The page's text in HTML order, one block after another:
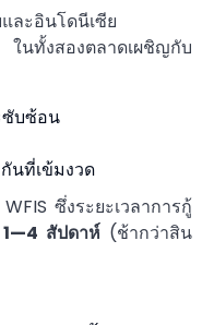
ละอินโดนีเซีย
ทั้งสองตลาดเผชิญกับ
ซับซ้อน
นที่เข้มงวด
ซึ่งระยะเวลาการกู้
1—4 สัปดาห์ (ช้ากว่าสิน